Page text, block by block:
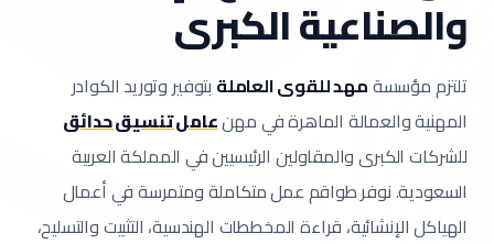
والصناعية الكبرى
تلتزم مؤسسةمهد للقوى العاملة بتوفير وتوريد الكوادر
المهنية والعمالة الماهرة في مهنعامل تنسيق حدائق
للشركات الكبرى والمقاولين الرئيسيين في المملكة العربية
السعودية.نوفر طواقم عمل متكاملة ومتمرسة في أعمال
الهياكل الإنشائية، قراءة المخططات الهندسية، التثبيت والتسليح،